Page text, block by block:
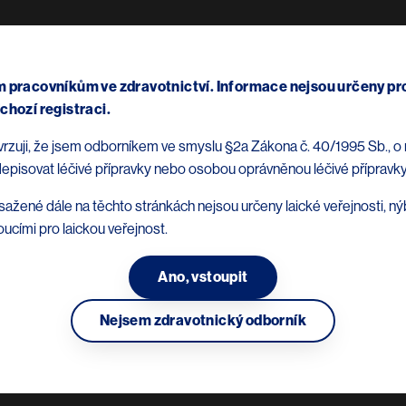
přípravku Tasigna®
hydrochlorid monohydrát).
a pediatrických pacientů s nově diagnostikovanou
s chronickou fází CML s přítomností filadelfského
s chronickou a akcelerovanou fází CML s přítomností
v blastické krizi nejsou k dispozici.
pracovníkům ve zdravotnictví. Informace nejsou určeny
registraci.
že jsem odborníkem ve smyslu §2a Zákona č. 40/1995 Sb.,
léčivé přípravky nebo osobou oprávněnou léčivé
dále na těchto stránkách nejsou určeny laické veřejnosti,
pro laickou veřejnost.
Ano, vstoupit
Nejsem zdravotnický odborník